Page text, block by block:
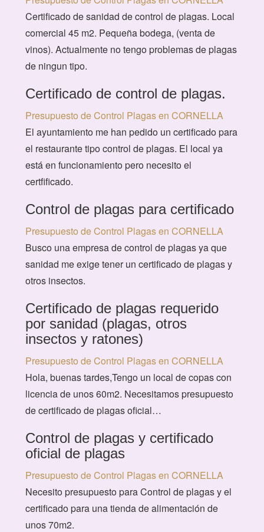
Certificado de sanidad de control de plagas. Local
comercial 45 m2. Pequeña bodega, (venta de
vinos). Actualmente no tengo problemas de plagas
de ningun tipo.
Certificado de control de plagas.
Presupuesto de Control Plagas en CORNELLA
El ayuntamiento me han pedido un certificado para
el restaurante tipo control de plagas. El local ya
está en funcionamiento pero necesito el
certfificado.
Control de plagas para certificado
Presupuesto de Control Plagas en CORNELLA
Busco una empresa de control de plagas ya que
sanidad me exige tener un certificado de plagas y
otros insectos.
Certificado de plagas requerido
por sanidad (plagas, otros
insectos y ratones)
Presupuesto de Control Plagas en CORNELLA
Hola, buenas tardes,Tengo un local de copas con
licencia de unos 60m2. Necesitamos presupuesto
de certificado de plagas oficial…
Control de plagas y certificado
oficial de plagas
Presupuesto de Control Plagas en CORNELLA
Necesito presupuesto para Control de plagas y el
certificado para una tienda de alimentación de
unos 70m2.